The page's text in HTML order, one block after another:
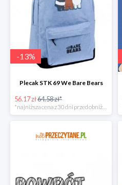
-13%
Plecak STK 69 We Bare Bears
56.17 zł64.58 zł*
*najniższa cena z 30 dni przed obniżką